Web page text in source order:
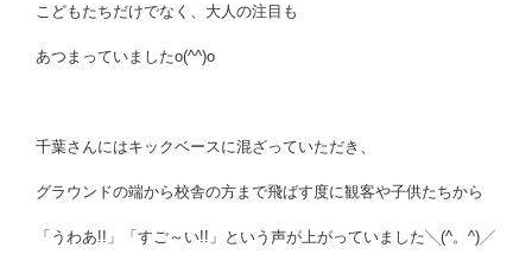
こどもたちだけでなく、大人の注目も
あつまっていましたo(^^)o
千葉さんにはキックベースに混ざっていただき、
グラウンドの端から校舎の方まで飛ばす度に観客や子供たちから
「うわあ!!」「すご～い!!」という声が上がっていました╲(^。^)╱